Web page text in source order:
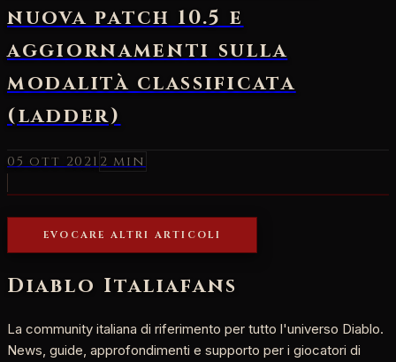
nuova patch 10.5 e
aggiornamenti sulla
modalità classificata
(ladder)
05 ott 2021 2 min
EVOCARE ALTRI ARTICOLI
Diablo Italiafans
La community italiana di riferimento per tutto l'universo Diablo.
News, guide, approfondimenti e supporto per i giocatori di